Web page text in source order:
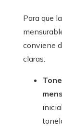
Para que
conviene
claras: